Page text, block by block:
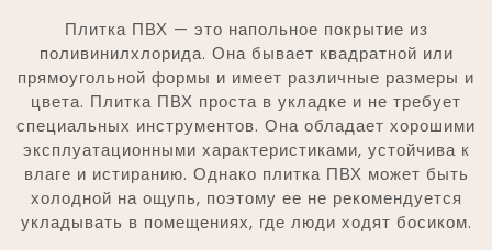
Плитка ПВХ — это напольное покрытие из
поливинилхлорида. Она бывает квадратной или
прямоугольной формы и имеет различные размеры и
цвета. Плитка ПВХ проста в укладке и не требует
специальных инструментов. Она обладает хорошими
эксплуатационными характеристиками, устойчива к
влаге и истиранию. Однако плитка ПВХ может быть
холодной на ощупь, поэтому ее не рекомендуется
укладывать в помещениях, где люди ходят босиком.